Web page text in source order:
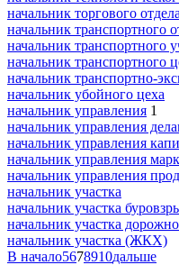
начальник торгового отдела
начальник транспортного
начальник транспортного
начальник транспортного
начальник транспортно-
начальник убойного цеха
начальник управления 1
начальник управления
начальник управления
начальник управления
начальник управления
начальник участка
начальник участка
начальник участка
начальник участка (ЖКХ)
В начало5678910дальше